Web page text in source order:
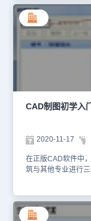
维漫游功能的使用
到的CAD图纸；2
着材质，如图中的"
通过图层附着材质
璃和门窗框组成，
为"随层"，然后门
框"，"3T_GLASS"
图。在右图中，用
滚动滚轮缩放，按
持键盘操作，上下
方的图标工具栏用
能，在材质管理对
和纹理贴图的尺寸
相同尺寸即可，但
的尺寸。上述CAD
CAD制图初学入
2020-11-17
在正版CAD软件中
筑与其他专业进行
CAD建筑软件中碰
件；2、然后打开相